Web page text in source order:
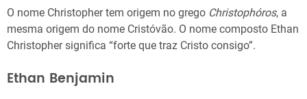
O nome Christopher tem origem no grego Christophóros, a
mesma origem do nome Cristóvão. O nome composto Ethan
Christopher significa “forte que traz Cristo consigo”.
Ethan Benjamin